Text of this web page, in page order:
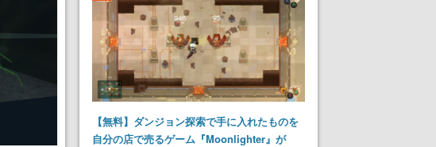
【無料】ダンジョン探索で手に入れたものを
自分の店で売るゲーム『Moonlighter』が